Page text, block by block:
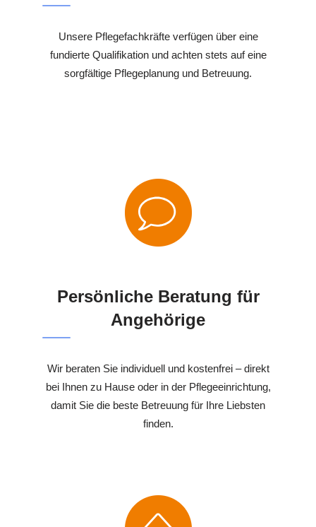
Unsere Pflegefachkräfte verfügen über eine
fundierte Qualifikation und achten stets auf eine
sorgfältige Pflegeplanung und Betreuung.
Persönliche Beratung für
Angehörige
Wir beraten Sie individuell und kostenfrei – direkt
bei Ihnen zu Hause oder in der Pflegeeinrichtung,
damit Sie die beste Betreuung für Ihre Liebsten
finden.